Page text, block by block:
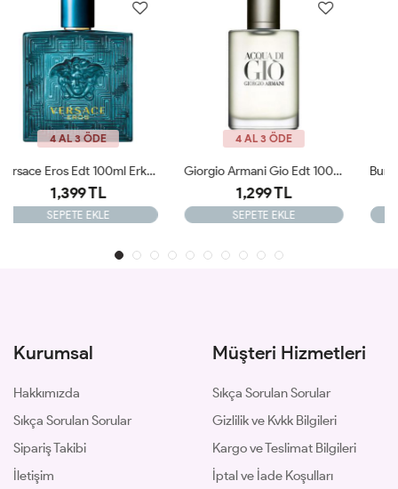
4 AL 3 ÖDE
Giorgio Armani Gio Edt 100 Ml Erkek Tester Parfüm
1,299 TL
SEPETE EKLE
4 AL 3 ÖDE
1,399 TL
SEPETE EKLE
Kurumsal
Hakkımızda
Sıkça Sorulan Sorular
Sipariş Takibi
İletişim
Müşteri Hizmetleri
Sıkça Sorulan Sorular
Gizlilik ve Kvkk Bilgileri
Kargo ve Teslimat Bilgileri
İptal ve İade Koşulları